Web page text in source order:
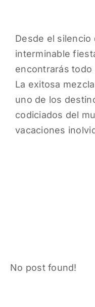
Desde el silencio
interminable
encontrarás
La exitosa
uno de los
codiciados del
vacaciones
No post found!